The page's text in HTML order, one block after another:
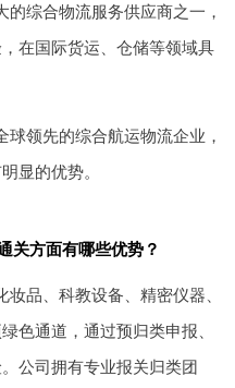
综合物流服务供应商之一，
在国际货运、仓储等领域具
领先的综合航运物流企业，
显的优势。
关方面有哪些优势？
品、科教设备、精密仪器、
色通道，通过预归类申报、
公司拥有专业报关归类团